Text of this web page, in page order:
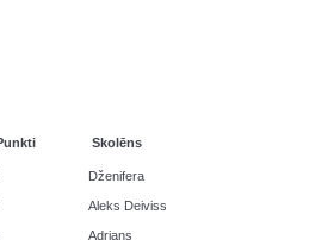
Skolēns
Dženifera
Aleks Deiviss
Adrians